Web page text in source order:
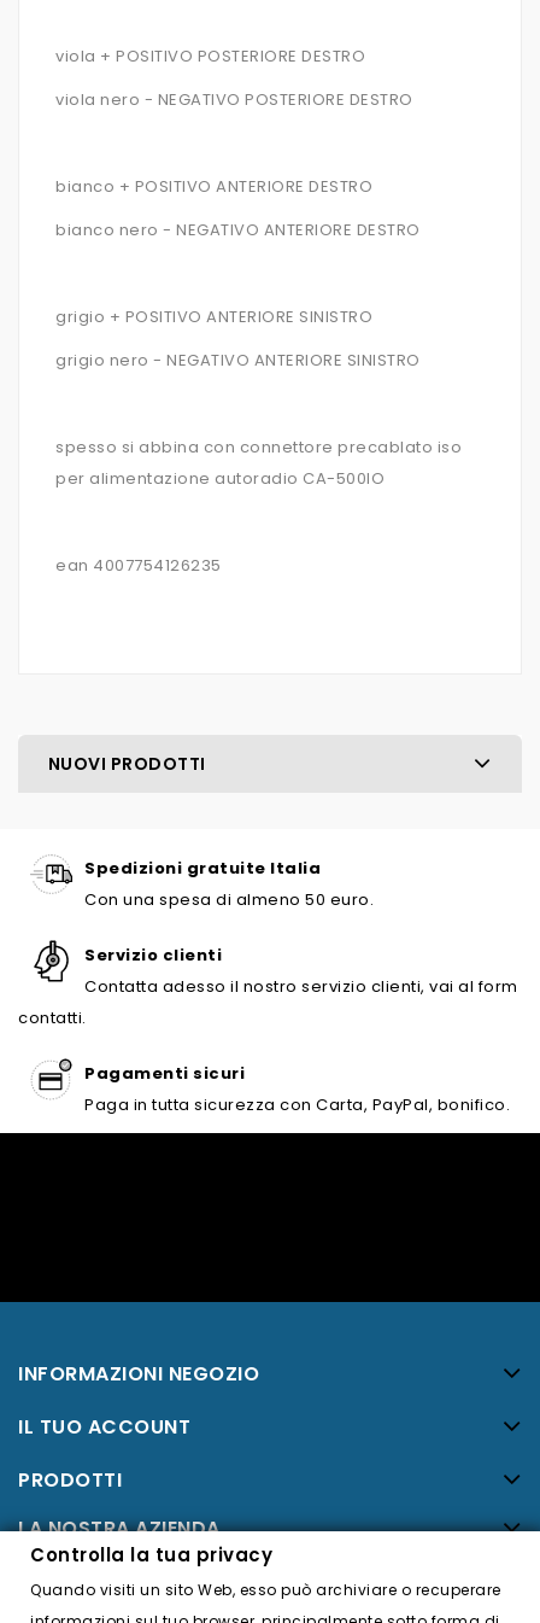
viola + POSITIVO POSTERIORE DESTRO
viola nero - NEGATIVO POSTERIORE DESTRO
bianco + POSITIVO ANTERIORE DESTRO
bianco nero - NEGATIVO ANTERIORE DESTRO
grigio + POSITIVO ANTERIORE SINISTRO
grigio nero - NEGATIVO ANTERIORE SINISTRO
spesso si abbina con connettore precablato iso
per alimentazione autoradio CA-500IO
ean 4007754126235
NUOVI PRODOTTI
Spedizioni gratuite Italia
Con una spesa di almeno 50 euro.
Servizio clienti
Contatta adesso il nostro servizio clienti, vai al form
contatti.
Pagamenti sicuri
Paga in tutta sicurezza con Carta, PayPal, bonifico.
INFORMAZIONI NEGOZIO
IL TUO ACCOUNT
PRODOTTI
LA NOSTRA AZIENDA
Controlla la tua privacy
Quando visiti un sito Web, esso può archiviare o recuperare